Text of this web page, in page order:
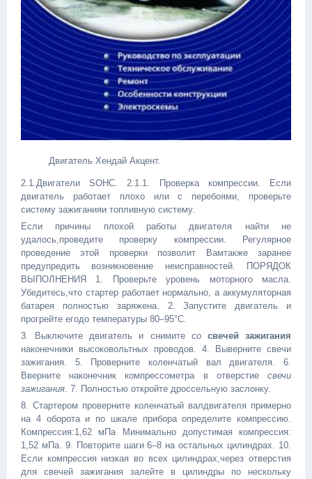
Двигатель Хендай Акцент.
2.1.Двигатели SOHC. 2.1.1. Проверка компрессии. Если
двигатель работает плохо или с перебоями, проверьте
систему зажиганияи топливную систему.
Если причины плохой работы двигателя найти не
удалось,проведите проверку компрессии. Регулярное
проведение этой проверки позволит Вамтакже заранее
предупредить возникновение неисправностей. ПОРЯДОК
ВЫПОЛНЕНИЯ 1. Проверьте уровень моторного масла.
Убедитесь,что стартер работает нормально, а аккумуляторная
батарея полностью заряжена. 2. Запустите двигатель и
прогрейте егодо температуры 80–95°C.
3. Выключите двигатель и снимите со свечей зажигания
наконечники высоковольтных проводов. 4. Выверните свечи
зажигания. 5. Проверните коленчатый вал двигателя. 6.
Вверните наконечник компрессометра в отверстие свечи
зажигания. 7. Полностью откройте дроссельную заслонку.
8. Стартером проверните коленчатый валдвигателя примерно
на 4 оборота и по шкале прибора определите компрессию.
Компрессия:1,62 мПа Минимально допустимая компрессия:
1,52 мПа. 9. Повторите шаги 6–8 на остальных цилиндрах. 10.
Если компрессия низкая во всех цилиндрах,через отверстия
для свечей зажигания залейте в цилиндры по нескольку